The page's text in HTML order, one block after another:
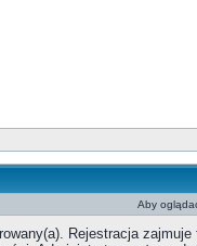
Aby
Rejestracja zajmuje